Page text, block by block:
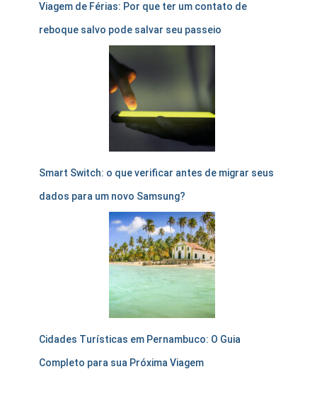
Viagem de Férias: Por que ter um contato de
reboque salvo pode salvar seu passeio
Smart Switch: o que verificar antes de migrar seus
dados para um novo Samsung?
Cidades Turísticas em Pernambuco: O Guia
Completo para sua Próxima Viagem